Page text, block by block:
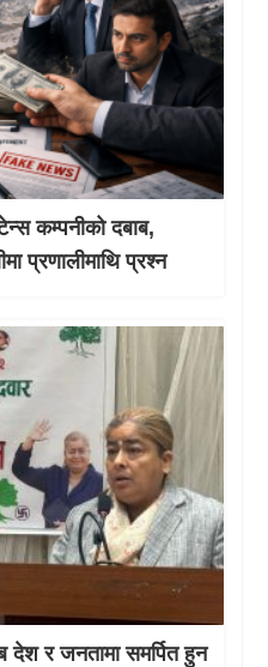
कम्पनीको दबाब,
प्रणालीमाथि प्रश्न
र जनतामा समर्पित हुन